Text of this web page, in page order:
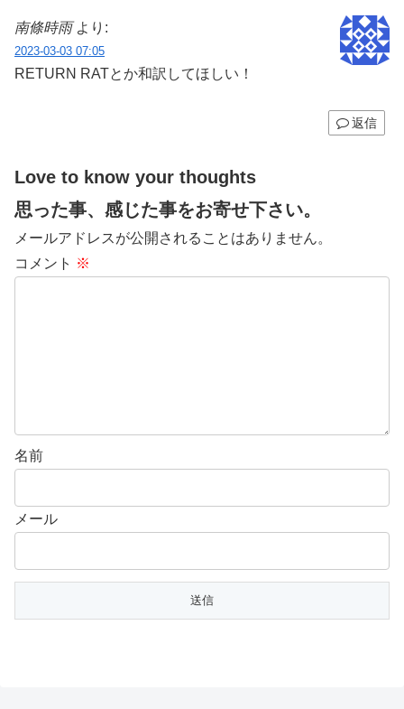
南條時雨 より:
2023-03-03 07:05
RETURN RATとか和訳してほしい！
返信
Love to know your thoughts
思った事、感じた事をお寄せ下さい。
メールアドレスが公開されることはありません。
コメント ※
名前
メール